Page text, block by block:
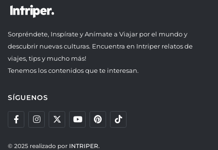
Sorpréndete, Inspírate y Anímate a Viajar por el mundo y
descubrir nuevas culturas. Encuentra en Intriper relatos de
viajes, tips y mucho más!
Tenemos los contenidos que te interesan.
SÍGUENOS
© 2025 realizado por INTRIPER.